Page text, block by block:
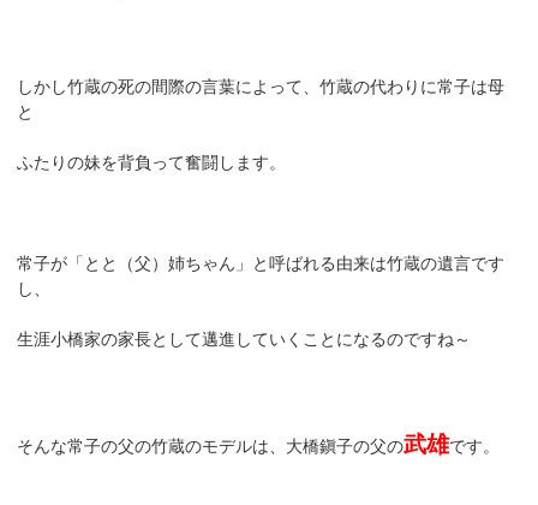
しかし竹蔵の死の間際の言葉によって、竹蔵の代わりに常子は母
と
ふたりの妹を背負って奮闘します。
常子が「とと（父）姉ちゃん」と呼ばれる由来は竹蔵の遺言です
し、
生涯小橋家の家長として邁進していくことになるのですね～
そんな常子の父の竹蔵のモデルは、大橋鎭子の父の武雄です。